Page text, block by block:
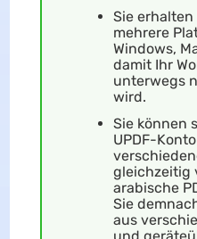
Sie
mehrere
Windows,
damit Ihr
unterwegs
wird.
Sie können
UPDF-
gleichzeitig
arabische
Sie
aus